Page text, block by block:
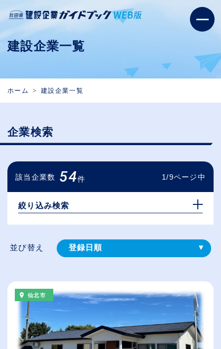
建設企業一覧
ホーム 建設企業一覧
企業検索
該当企業数 54件 1/9ページ中
絞り込み検索
並び替え 登録⽇順
（⾼卒の給与を基準）
従業員が多い順
休日数が多い順
仙北市